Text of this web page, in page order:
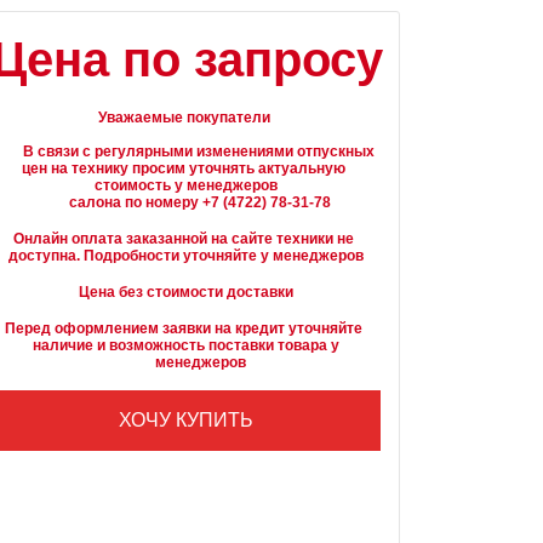
по запросу
Уважаемые покупатели
цен на технику просим уточнять актуальную
стоимость у менеджеров
Онлайн оплата заказанной на сайте техники не
доступна. Подробности уточняйте у менеджеров
Цена без стоимости доставки
Перед оформлением заявки на кредит уточняйте
наличие и возможность поставки товара у
        менеджеров
ХОЧУ КУПИТЬ